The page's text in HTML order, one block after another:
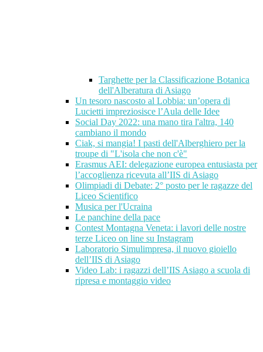
Targhette per la Classificazione Botanica
dell'Alberatura di Asiago
Un tesoro nascosto al Lobbia: un’opera di
Lucietti impreziosisce l’Aula delle Idee
Social Day 2022: una mano tira l'altra, 140
cambiano il mondo
Ciak, si mangia! I pasti dell'Alberghiero per la
troupe di "L'isola che non c'è"
Erasmus AEI: delegazione europea entusiasta per
l’accoglienza ricevuta all’IIS di Asiago
Olimpiadi di Debate: 2° posto per le ragazze del
Liceo Scientifico
Musica per l'Ucraina
Le panchine della pace
Contest Montagna Veneta: i lavori delle nostre
terze Liceo on line su Instagram
Laboratorio Simulimpresa, il nuovo gioiello
dell’IIS di Asiago
Video Lab: i ragazzi dell’IIS Asiago a scuola di
ripresa e montaggio video